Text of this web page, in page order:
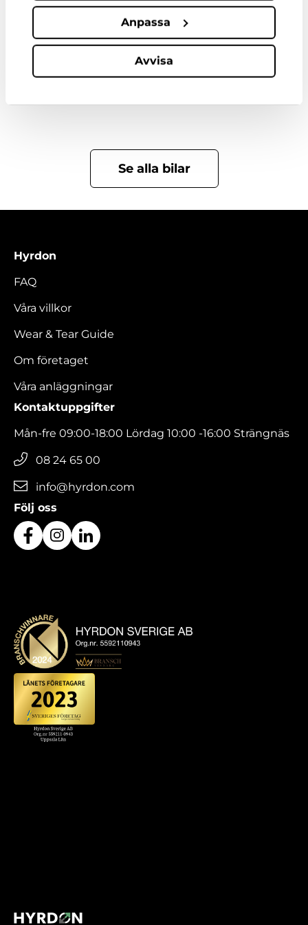
Anpassa
Avvisa
Bilar i samma kategori
Se alla bilar
Hyrdon
FAQ
Våra villkor
Wear & Tear Guide
Om företaget
Våra anläggningar
Kontaktuppgifter
Mån-fre 09:00-18:00 Lördag 10:00 -16:00 Strängnäs
08 24 65 00
info@hyrdon.com
Följ oss